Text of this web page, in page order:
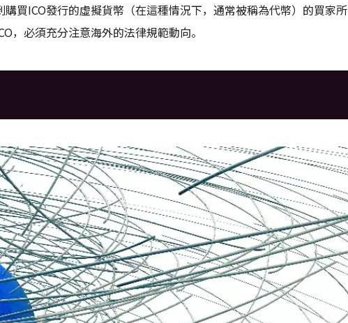
買ICO發行的虛擬貨幣（在這種情況下，通常被稱為代幣）的買家所
，必須充分注意海外的法律規範動向。